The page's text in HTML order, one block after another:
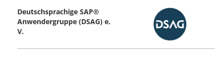
Deutschsprachige SAP®
Anwendergruppe (DSAG) e.
V.